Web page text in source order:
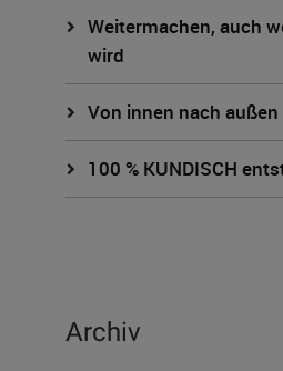
Weitermachen, auch
wird
Von innen nach
100 % KUNDISCH
Archiv